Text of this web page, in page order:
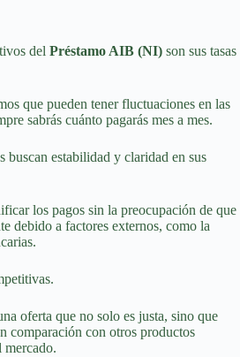
del Préstamo AIB (NI) son sus tasas
que pueden tener fluctuaciones en las
sabrás cuánto pagarás mes a mes.
buscan estabilidad y claridad en sus
los pagos sin la preocupación de que
debido a factores externos, como la
oferta que no solo es justa, sino que
comparación con otros productos
mercado.